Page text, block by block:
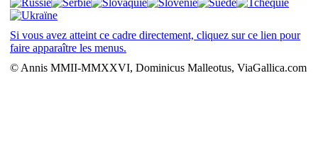
Si vous avez atteint ce cadre directement, cliquez sur ce lien pour
faire apparaître les menus.
© Annis MMII-MMXXVI, Dominicus Malleotus, ViaGallica.com